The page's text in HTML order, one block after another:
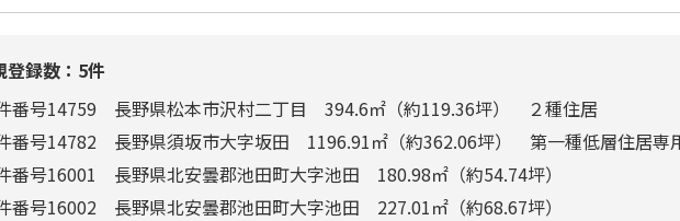
録数：5件
番号14759 長野県松本市沢村二丁目 394.6㎡（約119.36坪） ２種住居
番号14782 長野県須坂市大字坂田 1196.91㎡（約362.06坪） 第一種低層住居専
番号16001 長野県北安曇郡池田町大字池田 180.98㎡（約54.74坪）
番号16002 長野県北安曇郡池田町大字池田 227.01㎡（約68.67坪）